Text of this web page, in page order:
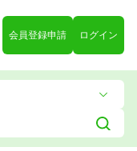
会員登録申請 ログイン